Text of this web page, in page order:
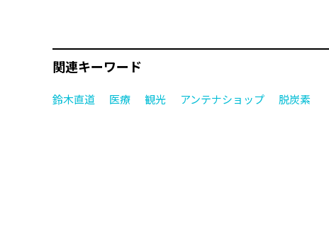
関連キーワード
鈴木直道 医療 観光 アンテナショップ 脱炭素